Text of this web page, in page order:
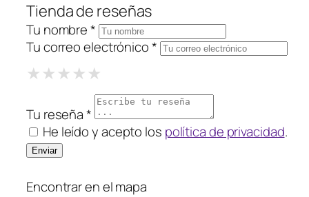
Tienda de reseñas
Tu nombre *
Tu correo electrónico *
★1 Star
★★2 Stars
★★★3 Stars
★★★★4 Stars
★★★★★
Tu reseña *
He leído y acepto los política de privacidad.
Encontrar en el mapa